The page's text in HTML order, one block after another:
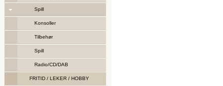
Spill
Konsoller
Tilbehør
Spill
Radio/CD/DAB
FRITID / LEKER / HOBBY